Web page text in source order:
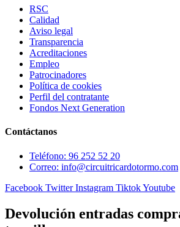
RSC
Calidad
Aviso legal
Transparencia
Acreditaciones
Empleo
Patrocinadores
Política de cookies
Perfil del contratante
Fondos Next Generation
Contáctanos
Teléfono: 96 252 52 20
Correo: info@circuitricardotormo.com
Facebook Twitter Instagram TiktokYoutube
Devolución entradas